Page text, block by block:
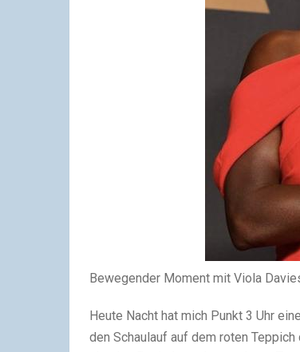
Bewegender Moment mit Viola
Heute Nacht hat mich Punkt 3 Uhr
den Schaulauf auf dem roten